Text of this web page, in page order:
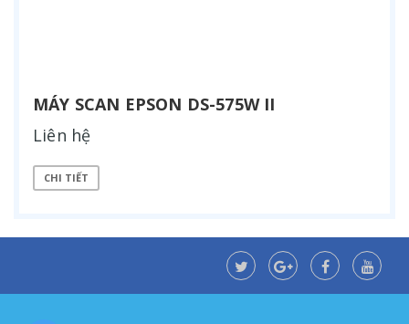
MÁY SCAN EPSON DS-575W II
Liên hệ
CHI TIẾT